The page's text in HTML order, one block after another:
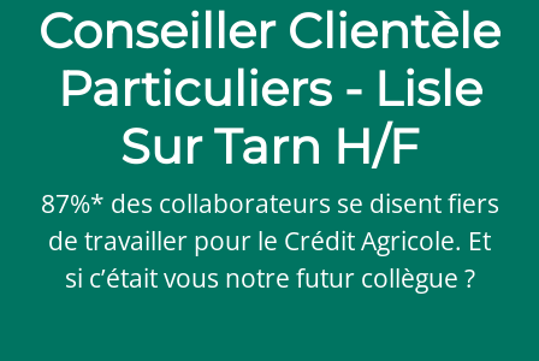
Conseiller Clientèle
Particuliers - Lisle
Sur Tarn H/F
87%* des collaborateurs se disent fiers
de travailler pour le Crédit Agricole. Et
si c’était vous notre futur collègue ?